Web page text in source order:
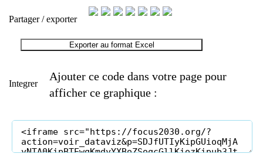
Partager / exporter
Exporter au format Excel
Integrer
Ajouter ce code dans votre page pour
afficher ce graphique :